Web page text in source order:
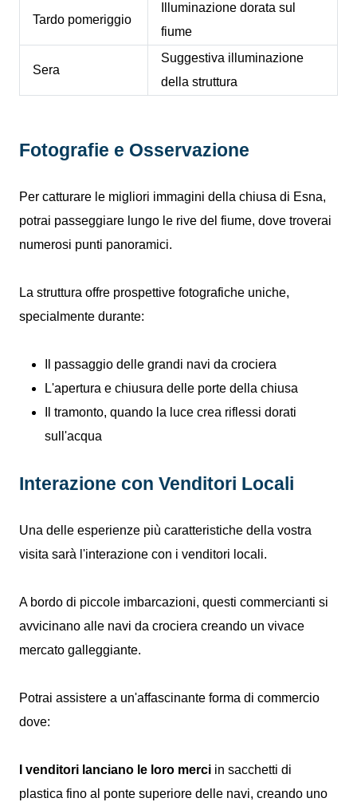
Tardo pomeriggio
Illuminazione dorata sul
fiume
Sera
Suggestiva illuminazione
della struttura
Fotografie e Osservazione
Per catturare le migliori immagini della chiusa di Esna,
potrai passeggiare lungo le rive del fiume, dove troverai
numerosi punti panoramici.
La struttura offre prospettive fotografiche uniche,
specialmente durante:
Il passaggio delle grandi navi da crociera
L'apertura e chiusura delle porte della chiusa
Il tramonto, quando la luce crea riflessi dorati
sull'acqua
Interazione con Venditori Locali
Una delle esperienze più caratteristiche della vostra
visita sarà l'interazione con i venditori locali.
A bordo di piccole imbarcazioni, questi commercianti si
avvicinano alle navi da crociera creando un vivace
mercato galleggiante.
Potrai assistere a un'affascinante forma di commercio
dove:
I venditori lanciano le loro merci in sacchetti di
plastica fino al ponte superiore delle navi, creando uno